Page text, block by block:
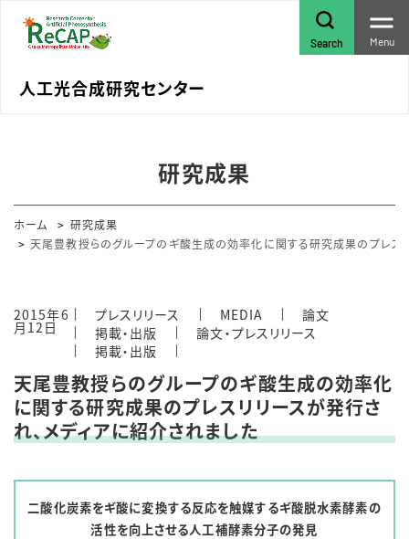
人工光合成研究センター
Search Menu
研究成果
ホーム
研究成果
天尾豊教授らのグループのギ酸生成の効率化に関する研究成果のプレス
2015年6
月12日
プレスリリース MEDIA
論文
掲載・出版
論文・プレスリリース
掲載・出版
天尾豊教授らのグループのギ酸生成の効率化
に関する研究成果のプレスリリースが発行さ
れ、メディアに紹介されました
二酸化炭素をギ酸に変換する反応を触媒するギ酸脱水素酵素の
活性を向上させる人工補酵素分子の発見